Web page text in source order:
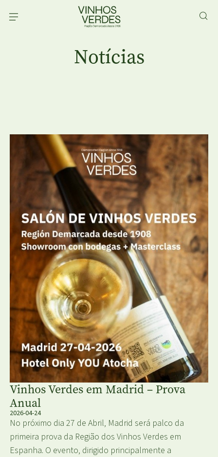
Notícias
Vinhos Verdes em Madrid – Prova
Anual
2026-04-24
No próximo dia 27 de Abril, Madrid será palco da
primeira prova da Região dos Vinhos Verdes em
Espanha. O evento, dirigido principalmente a